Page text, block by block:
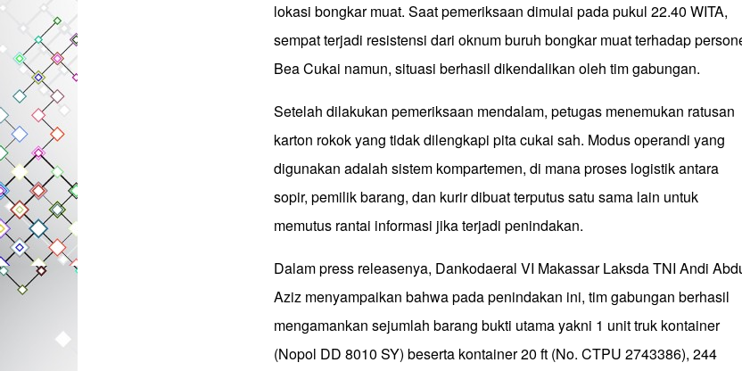
lokasi bongkar muat. Saat pemeriksaan dimulai pada pukul 22.40 WITA,
sempat terjadi resistensi dari oknum buruh bongkar muat terhadap
Bea Cukai namun, situasi berhasil dikendalikan oleh tim gabungan.
Setelah dilakukan pemeriksaan mendalam, petugas menemukan ratusan
karton rokok yang tidak dilengkapi pita cukai sah. Modus operandi yang
digunakan adalah sistem kompartemen, di mana proses logistik antara
sopir, pemilik barang, dan kurir dibuat terputus satu sama lain untuk
memutus rantai informasi jika terjadi penindakan.
Dalam press releasenya, Dankodaeral VI Makassar Laksda TNI Andi
Aziz menyampaikan bahwa pada penindakan ini, tim gabungan berhasil
mengamankan sejumlah barang bukti utama yakni 1 unit truk kontainer
(Nopol DD 8010 SY) beserta kontainer 20 ft (No. CTPU 2743386), 244